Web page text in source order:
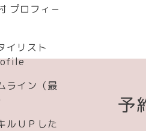
プロフィ－
イリスト
ライン（最
ルＵＰした
予